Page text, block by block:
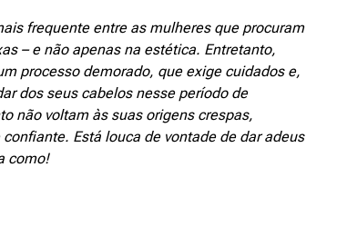
frequente entre as mulheres que procuram
– e não apenas na estética. Entretanto,
processo demorado, que exige cuidados e,
dos seus cabelos nesse período de
não voltam às suas origens crespas,
Está louca de vontade de dar adeus
como!